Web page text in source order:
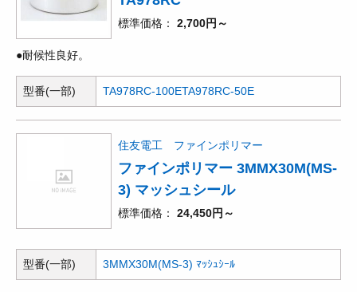
標準価格 2,700円～
●耐候性良好。
型番(一部) TA978RC-100ETA978RC-50E
住友電工 ファインポリマー
ファインポリマー 3MMX30M(MS-
3) マッシュシール
標準価格 24,450円～
型番(一部) 3MMX30M(MS-3) ﾏｯｼｭｼｰﾙ